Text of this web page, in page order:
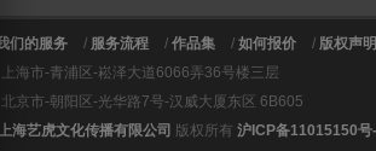
们的服务 / 服务流程 / 作品集 / 如何报价 / 版权声明
上海市-青浦区-崧泽大道6066弄36号楼三层
京市-朝阳区-光华路7号-汉威大厦东区 6B605
海艺虎文化传播有限公司 版权所有 沪ICP备11015150号